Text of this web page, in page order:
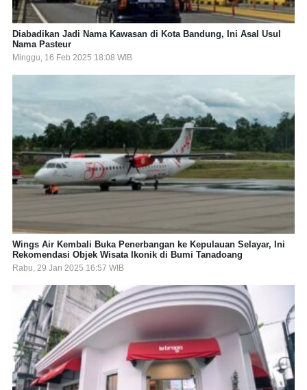
Diabadikan Jadi Nama Kawasan di Kota Bandung, Ini Asal Usul
Nama Pasteur
Minggu, 16 Feb 2025 18:08 WIB
Wings Air Kembali Buka Penerbangan ke Kepulauan Selayar, Ini
Rekomendasi Objek Wisata Ikonik di Bumi Tanadoang
Rabu, 29 Jan 2025 16:57 WIB